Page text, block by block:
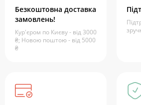
Безкоштовна доставка
замовлень!
Кур'єром по Києву - від 3000
₴; Новою поштою - від 5000
₴